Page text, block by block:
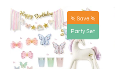
% Save %
Party Set